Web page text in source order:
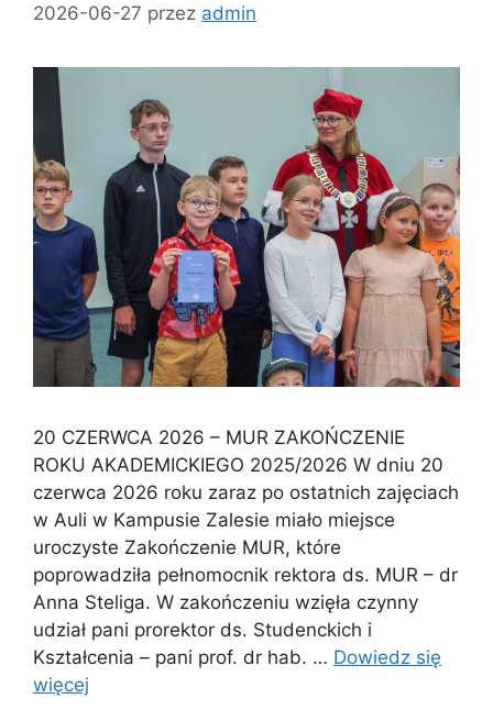
2026-06-27 przez admin
20 CZERWCA 2026 – MUR ZAKOŃCZENIE
ROKU AKADEMICKIEGO 2025/2026 W dniu 20
czerwca 2026 roku zaraz po ostatnich zajęciach
w Auli w Kampusie Zalesie miało miejsce
uroczyste Zakończenie MUR, które
poprowadziła pełnomocnik rektora ds. MUR – dr
Anna Steliga. W zakończeniu wzięła czynny
udział pani prorektor ds. Studenckich i
Kształcenia – pani prof. dr hab. … Dowiedz się
więcej